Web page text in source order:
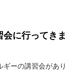
に行ってきま
ーの講習会があり